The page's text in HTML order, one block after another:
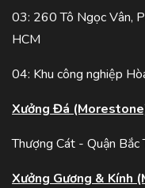
03: 260 Tô Ngọc Vân,
HCM
04: Khu công nghiệp
Xưởng Đá
Thượng Cát - Quận
Xưởng Gương & Kính